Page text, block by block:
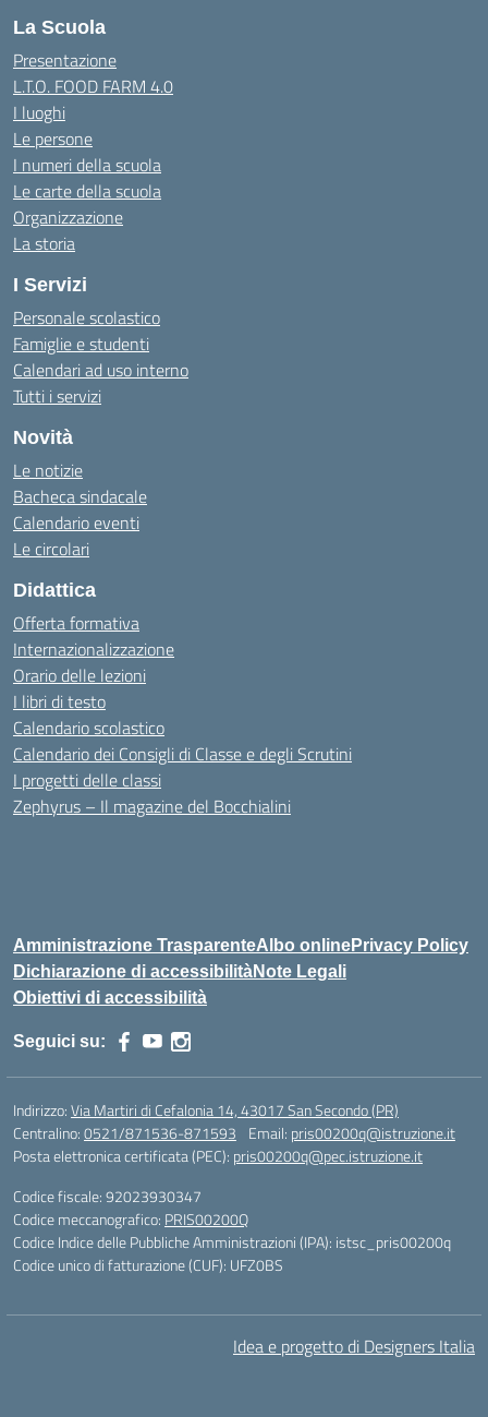
La Scuola
Presentazione
L.T.O. FOOD FARM 4.0
I luoghi
Le persone
I numeri della scuola
Le carte della scuola
Organizzazione
La storia
I Servizi
Personale scolastico
Famiglie e studenti
Calendari ad uso interno
Tutti i servizi
Novità
Le notizie
Bacheca sindacale
Calendario eventi
Le circolari
Didattica
Offerta formativa
Internazionalizzazione
Orario delle lezioni
I libri di testo
Calendario scolastico
Calendario dei Consigli di Classe e degli Scrutini
I progetti delle classi
Zephyrus – Il magazine del Bocchialini
Amministrazione TrasparenteAlbo onlinePrivacy Policy
Dichiarazione di accessibilitàNote Legali
Obiettivi di accessibilità
Seguici su:
Indirizzo:Via Martiri di Cefalonia 14, 43017 San Secondo (PR)
Centralino:0521/871536-871593 Email: pris00200q@istruzione.it
Posta elettronica certificata (PEC): pris00200q@pec.istruzione.it
Codice fiscale: 92023930347
Codice meccanografico: PRIS00200Q
Codice Indice delle Pubbliche Amministrazioni (IPA): istsc_pris00200q
Codice unico di fatturazione (CUF): UFZ0BS
Idea e progetto di Designers Italia